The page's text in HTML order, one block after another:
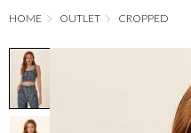
VESTIDOS
OUTLET CROPPED